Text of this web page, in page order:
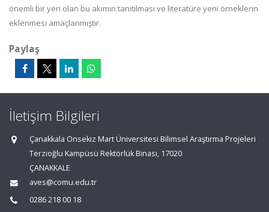
önemli bir yeri olan bu akımın tanıtılması ve literatüre yeni örneklerin
eklenmesi amaçlanmıştır.
Paylaş
İletişim Bilgileri
Çanakkala Onsekiz Mart Üniversitesi Bilimsel Araştırma Projeleri
Terzioğlu Kampüsü Rektörlük Binası, 17020
ÇANAKKALE
aves@comu.edu.tr
0286 218 00 18